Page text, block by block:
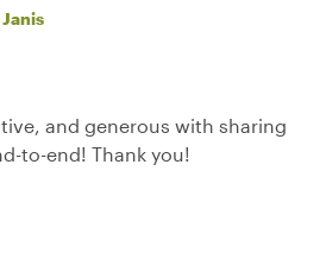
Janis
and generous with sharing
to-end! Thank you!